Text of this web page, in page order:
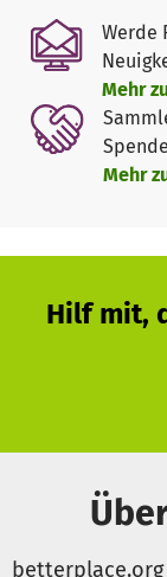
erarbeiten
Warnzeichenfür
Wir gehen
jeder Art
Wir führen die
Mann-Tandem
Wir brauchen
mehr junge
Werde
Mehr
Mehr
Hilf mit,